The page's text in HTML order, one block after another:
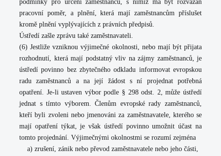
podmínky pro určení zaměstnanců, s nimiž má být rozvázán
pracovní poměr, a plnění, která mají zaměstnancům příslušet
kromě plnění vyplývajících z právních předpisů.
Ústředí zašle zprávu také zaměstnavateli.
(6) Jestliže vzniknou výjimečné okolnosti, nebo mají být přijata
rozhodnutí, která mají podstatný vliv na zájmy zaměstnanců, je
ústředí povinno bez zbytečného odkladu informovat evropskou
radu zaměstnanců a na její žádost s ní projednat potřebná
opatření. Je-li ustaven výbor podle § 298 odst. 2, může ústředí
jednat s tímto výborem. Členům evropské rady zaměstnanců,
kteří byli zvoleni nebo jmenováni za zaměstnavatele, kterého se
mají opatření týkat, je však ústředí povinno umožnit účast na
tomto projednání. Výjimečnými okolnostmi se rozumí zejména
a) zrušení, zánik nebo převod zaměstnavatele nebo jeho části,